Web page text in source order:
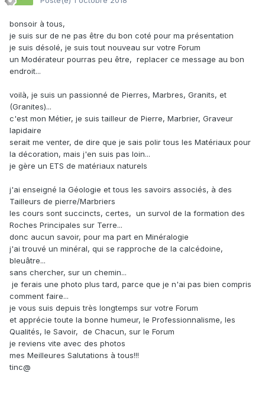
bonsoir à tous,
je suis sur de ne pas être du bon coté pour ma présentation
je suis désolé, je suis tout nouveau sur votre Forum
un Modérateur pourras peu être, replacer ce message au bon
endroit...
voilà, je suis un passionné de Pierres, Marbres, Granits, et
(Granites)...
c'est mon Métier, je suis tailleur de Pierre, Marbrier, Graveur
lapidaire
serait me venter, de dire que je sais polir tous les Matériaux pour
la décoration, mais j'en suis pas loin...
je gère un ETS de matériaux naturels
j'ai enseigné la Géologie et tous les savoirs associés, à des
Tailleurs de pierre/Marbriers
les cours sont succincts, certes, un survol de la formation des
Roches Principales sur Terre...
donc aucun savoir, pour ma part en Minéralogie
j'ai trouvé un minéral, qui se rapproche de la calcédoine,
bleuâtre...
sans chercher, sur un chemin...
je ferais une photo plus tard, parce que je n'ai pas bien compris
comment faire...
je vous suis depuis très longtemps sur votre Forum
et apprécie toute la bonne humeur, le Professionnalisme, les
Qualités, le Savoir, de Chacun, sur le Forum
je reviens vite avec des photos
mes Meilleures Salutations à tous!!!
tinc@